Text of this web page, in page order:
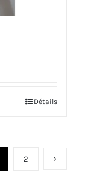
Détails
2